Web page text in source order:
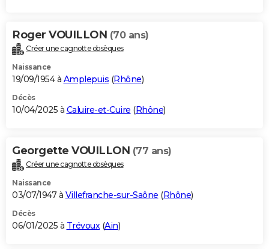
Roger VOUILLON (70 ans)
Créer une cagnotte obsèques
Naissance
19/09/1954 à Amplepuis (Rhône)
Décès
10/04/2025 à Caluire-et-Cuire (Rhône)
Georgette VOUILLON (77 ans)
Créer une cagnotte obsèques
Naissance
03/07/1947 à Villefranche-sur-Saône (Rhône)
Décès
06/01/2025 à Trévoux(Ain)